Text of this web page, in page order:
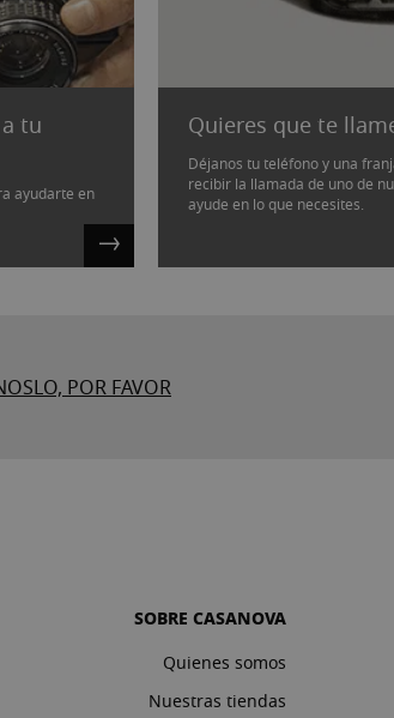
tu
ayudarte en
Quieres que te
Déjanos tu teléfono y una
recibir la llamada de uno de
ayude en lo que necesites.
POR FAVOR
SOBRE CASANOVA
Quienes somos
Nuestras tiendas